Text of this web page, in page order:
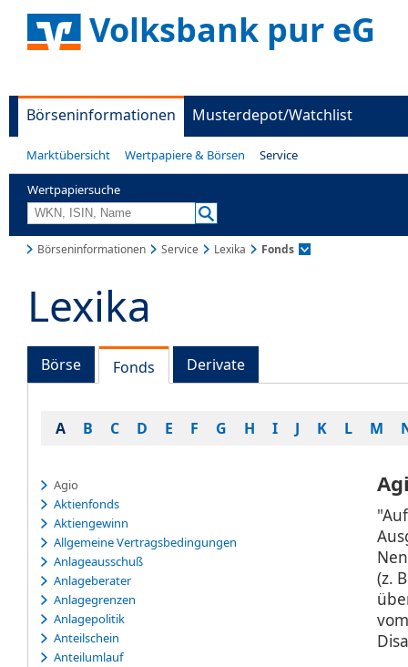
Volksbank pur eG
Börseninformationen Musterdepot/Watchlist
Marktübersicht Wertpapiere & Börsen Service
Wertpapiersuche
Börseninformationen Service Lexika Fonds
Lexika
Börse Fonds Derivate
A B C D E F G H I J K L M
Agio
Aktienfonds
Aktiengewinn
Allgemeine Vertragsbedingungen
Anlageausschuß
Anlageberater
Anlagegrenzen
Anlagepolitik
Anteilschein
Anteilumlauf
(z.